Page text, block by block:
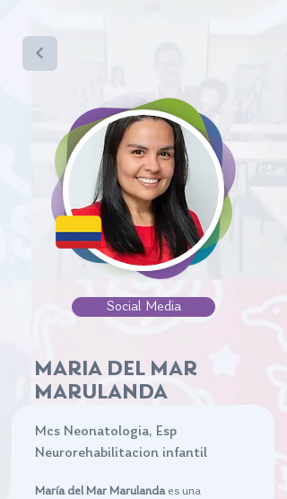
Social Media
MARIA DEL MAR
MARULANDA
Mcs Neonatologia, Esp
Neurorehabilitacion infantil
María del Mar Marulanda es una